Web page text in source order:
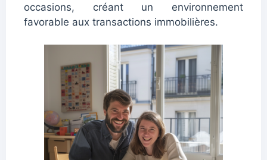
occasions, créant un environnement
favorable aux transactions immobilières.